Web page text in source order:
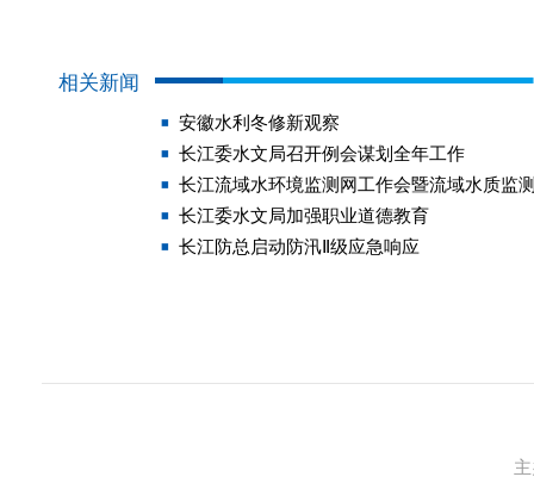
相关新闻
安徽水利冬修新观察
长江委水文局召开例会谋划全年工作
长江流域水环境监测网工作会暨流域水质监
长江委水文局加强职业道德教育
长江防总启动防汛Ⅱ级应急响应